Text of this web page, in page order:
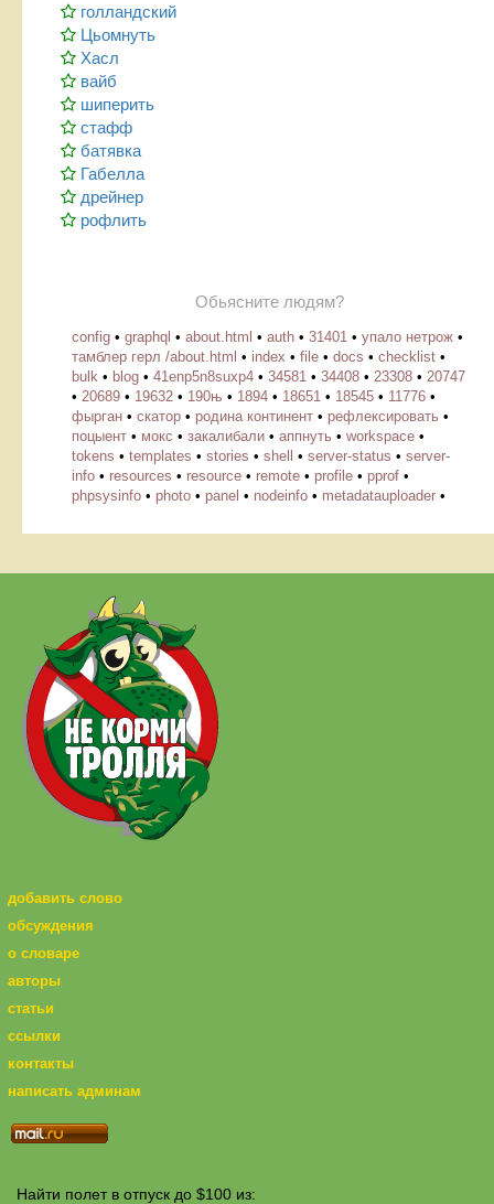
голландский
Цьомнуть
Хасл
вайб
шиперить
стафф
батявка
Габелла
дрейнер
рофлить
Обьясните людям?
config • graphql • about.html • auth • 31401 • упало нетрож •
тамблер герл /about.html • index • file • docs • checklist •
bulk • blog • 41enp5n8suxp4 • 34581 • 34408 • 23308 • 20747
• 20689 • 19632 • 190њ • 1894 • 18651 • 18545 • 11776 •
фырган • скатор • родина континент • рефлексировать •
поцыент • мокс • закалибали • аппнуть • workspace •
tokens • templates • stories • shell • server-status • server-
info • resources • resource • remote • profile • pprof •
phpsysinfo • photo • panel • nodeinfo • metadatauploader •
добавить слово
обсуждения
о словаре
авторы
статьи
ссылки
контакты
написать админам
Найти полет в отпуск до $100 из: